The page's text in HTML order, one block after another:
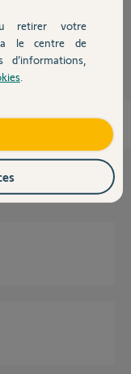
retirer votre
le centre de